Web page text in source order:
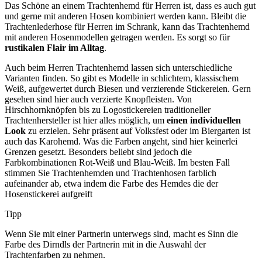
Das Schöne an einem Trachtenhemd für Herren ist, dass es auch gut
und gerne mit anderen Hosen kombiniert werden kann. Bleibt die
Trachtenlederhose für Herren im Schrank, kann das Trachtenhemd
mit anderen Hosenmodellen getragen werden. Es sorgt so für
rustikalen Flair im Alltag.
Auch beim Herren Trachtenhemd lassen sich unterschiedliche
Varianten finden. So gibt es Modelle in schlichtem, klassischem
Weiß, aufgewertet durch Biesen und verzierende Stickereien. Gern
gesehen sind hier auch verzierte Knopfleisten. Von
Hirschhornknöpfen bis zu Logostickereien traditioneller
Trachtenhersteller ist hier alles möglich, um einen individuellen
Look zu erzielen. Sehr präsent auf Volksfest oder im Biergarten ist
auch das Karohemd. Was die Farben angeht, sind hier keinerlei
Grenzen gesetzt. Besonders beliebt sind jedoch die
Farbkombinationen Rot-Weiß und Blau-Weiß. Im besten Fall
stimmen Sie Trachtenhemden und Trachtenhosen farblich
aufeinander ab, etwa indem die Farbe des Hemdes die der
Hosenstickerei aufgreift
Tipp
Wenn Sie mit einer Partnerin unterwegs sind, macht es Sinn die
Farbe des Dirndls der Partnerin mit in die Auswahl der
Trachtenfarben zu nehmen.